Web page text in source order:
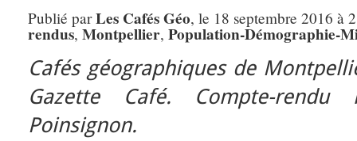
Publié parLes Cafés Géo, le 18 septembre 2016 à
rendus, Montpellier, Population-Démographie-
Cafés géographiques de
Gazette Café. Compte-rendu
Poinsignon.